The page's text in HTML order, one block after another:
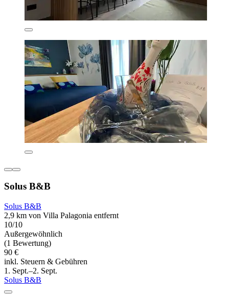
Solus B&B
Solus B&B
2,9 km von Villa Palagonia entfernt
10/10
Außergewöhnlich
(1 Bewertung)
90 €
inkl. Steuern & Gebühren
1. Sept.–2. Sept.
Solus B&B